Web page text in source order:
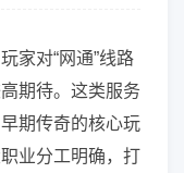
家对“网通”线路
期待。这类服务
期传奇的核心玩
业分工明确，打